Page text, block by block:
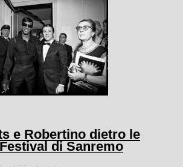
e Robertino dietro le
di Sanremo